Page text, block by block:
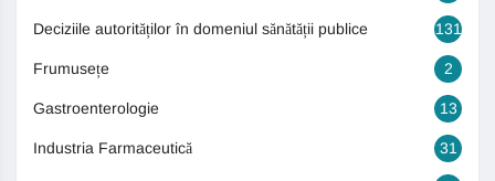
Deciziile autorităților în domeniul sănătății publice 131
Frumusețe 2
Gastroenterologie 13
Industria Farmaceutică 31